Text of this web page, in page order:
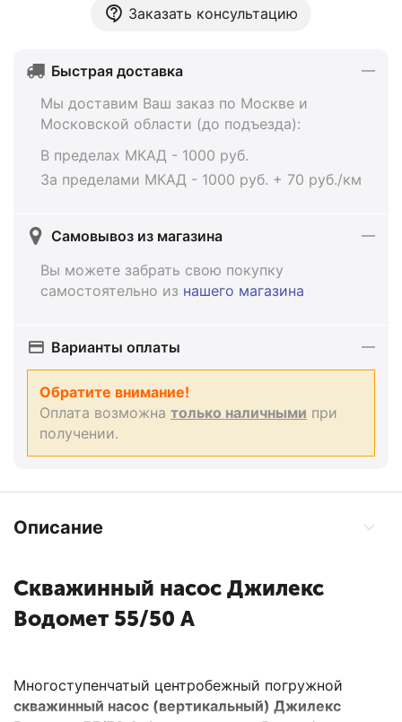
Заказать консультацию
Быстрая доставка
Мы доставим Ваш заказ по Москве и
Московской области (до подъезда):
В пределах МКАД - 1000 руб.
За пределами МКАД - 1000 руб. + 70 руб./км
Самовывоз из магазина
Вы можете забрать свою покупку
самостоятельно из нашего магазина
Варианты оплаты
Обратите внимание!
Оплата возможна только наличными при
получении.
Описание
Скважинный насос Джилекс
Водомет 55/50 А
Многоступенчатый центробежный погружной
скважинный насос (вертикальный) Джилекс